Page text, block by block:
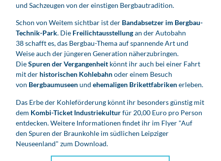
und Sachzeugen von der einstigen Bergbaut­radition.
Schon von Weitem sichtbar ist der Bandabsetzer im Bergbau-
Technik-Park. Die Freilicht­ausstellungan der Autobahn
38 schafft es, das Bergbau-Thema auf spannende Art und
Weise auch der jüngeren Generation näherzubringen.
DieSpuren der Vergangenheit könnt ihr auch bei einer Fahrt
mit der historischen Kohle­bahnoder einem Besuch
von Bergbau­museenund ehemaligen Brikett­fabrikenerleben.
Das Erbe der Kohleförderung könnt ihr besonders günstig mit
dem Kombi-Ticket Industriekulturfür 20,00 Euro pro Person
entdecken. Weitere Informationen findet ihr im Flyer "Auf
den Spuren der Braunkohle im südlichen Leipziger
Neuseenland" zum Download.